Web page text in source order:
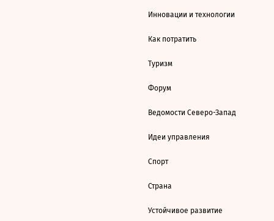
Инновации и технологии
Как потратить
Туризм
Форум
Ведомости Северо-Запад
Идеи управления
Спорт
Страна
Устойчивое развитие